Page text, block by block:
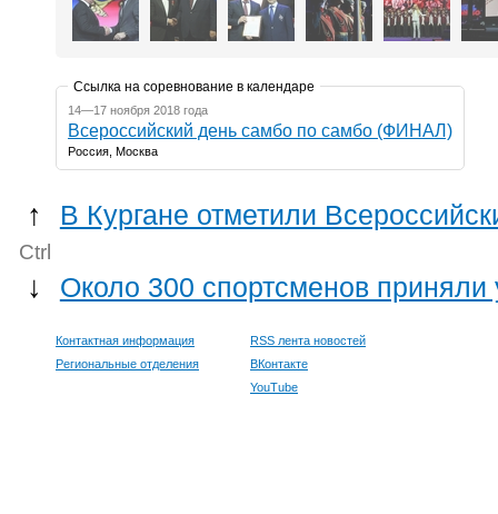
Ссылка на соревнование в календаре
14—17 ноября 2018 года
Всероссийский день самбо по самбо (ФИНАЛ)
Россия, Москва
↑ В Кургане отметили
Ctrl
↓ Около 300 спортсменов
Контактная информация
Региональные отделения
RSS лента новостей
ВКонтакте
YouTube